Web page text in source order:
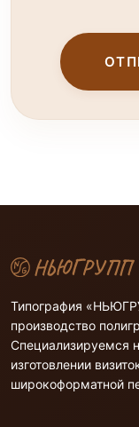
Типография
производство
Специализируемся
изготовлении
широкоформатной